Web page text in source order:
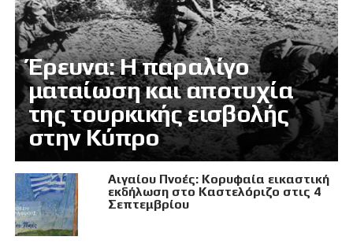
Έρευνα: Η παραλίγο
ματαίωση και αποτυχία
της τουρκικής εισβολής
στην Κύπρο
Αιγαίου Πνοές: Κορυφαία εικαστική
εκδήλωση στο Καστελόριζο στις 4
Σεπτεμβρίου